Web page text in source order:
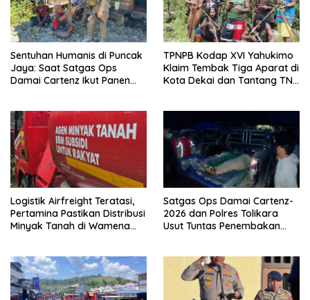
Sentuhan Humanis di Puncak
Jaya: Saat Satgas Ops
Damai Cartenz Ikut Panen
TPNPB Kodap XVI Yahukimo
Klaim Tembak Tiga Aparat di
Kota Dekai dan Tantang TNI-
Logistik Airfreight Teratasi,
Pertamina Pastikan Distribusi
Minyak Tanah di Wamena
Satgas Ops Damai Cartenz-
2026 dan Polres Tolikara
Usut Tuntas Penembakan